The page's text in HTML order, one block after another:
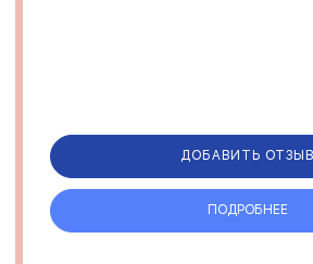
ДОБАВИТЬ ОТЗЫВ
ПОДРОБНЕЕ